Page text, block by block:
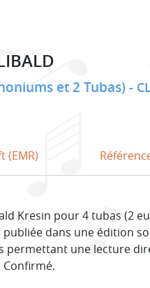
et 2 Tubas)
(EMR)
Kresin pour 4 tubas (2
dans une édition
permettant une lecture
Confirmé.